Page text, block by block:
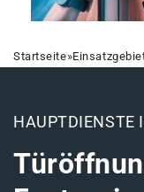
Startseite»
HAUPTDIENSTE